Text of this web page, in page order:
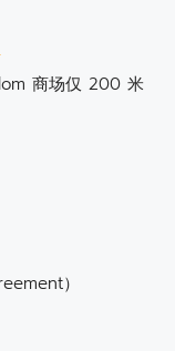
商场仅 200 米
）